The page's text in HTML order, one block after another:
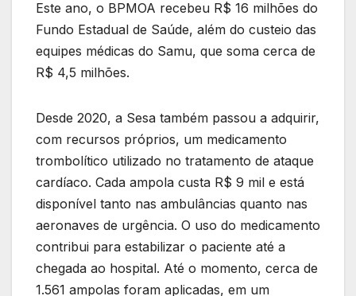
Este ano, o BPMOA recebeu R$ 16 milhões do
Fundo Estadual de Saúde, além do custeio das
equipes médicas do Samu, que soma cerca de
R$ 4,5 milhões.
Desde 2020, a Sesa também passou a adquirir,
com recursos próprios, um medicamento
trombolítico utilizado no tratamento de ataque
cardíaco. Cada ampola custa R$ 9 mil e está
disponível tanto nas ambulâncias quanto nas
aeronaves de urgência. O uso do medicamento
contribui para estabilizar o paciente até a
chegada ao hospital. Até o momento, cerca de
1.561 ampolas foram aplicadas, em um